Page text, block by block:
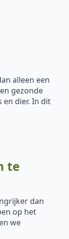
alleen een
gezonde
en dier. In dit
te
dan
op het
we